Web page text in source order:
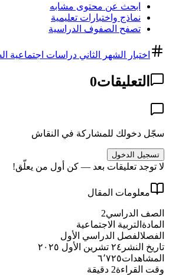
ابحث عن محتوى مشابه
نماذج واختبارات تعليمية
تصفح الصفوف الدراسية
اختبار الشهر الثاني دراسات
التعليقات0
سجّل دخولك للمشاركة في النقاش
تسجيل الدخول
لا توجد تعليقات بعد — كن أول من يعلّق!
معلومات المقال
الصف الدراسي2
المادة التربية الاجتماعية
الفصلالفصل الدراسي الأول
تاريخ النشر ٢٤ تشرين الأول ٢٠٢٥
المشاهدات٦٬٧٢٥
وقت القراءة2 دقيقة